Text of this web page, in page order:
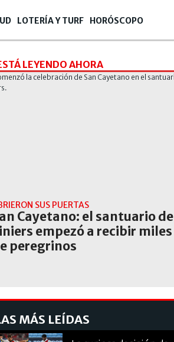
LOTERÍA Y TURF HORÓSCOPO
LEYENDO AHORA
SUS PUERTAS
Cayetano: el santuario de
empezó a recibir miles
peregrinos
MÁS LEÍDAS